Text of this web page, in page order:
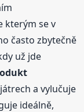
kterým se v
často zbytečně
už jde
a vylučuje
ideálně,